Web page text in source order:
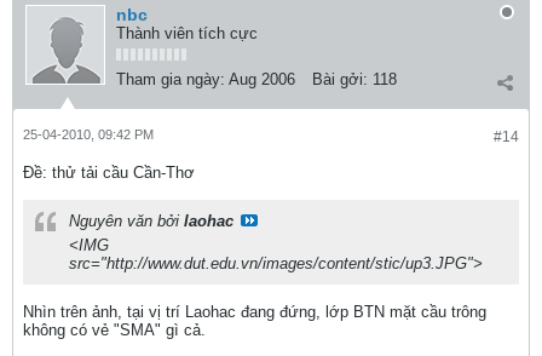
nbc
Thành viên tích cực
Tham gia ngày: Aug 2006 Bài gởi: 118
#14
25-04-2010, 09:42 PM
Ðề: thử tải cầu Cần-Thơ
Nguyên văn bởi laohac
<IMG
src="http://www.dut.edu.vn/images/content/stic/up3.JPG">
Nhìn trên ảnh, tại vị trí Laohac đang đứng, lớp BTN mặt cầu trông
không có vẻ "SMA" gì cả.